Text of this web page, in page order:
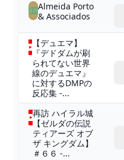
Almeida Porto
& Associados
【デュエマ】
『デドダムが刷
られてない世界
線のデュエマ』
に対するDMPの
反応集 -...
再訪 ハイラル城
【ゼルダの伝説
ティアーズ オブ
ザ キングダム】
＃６６ -...